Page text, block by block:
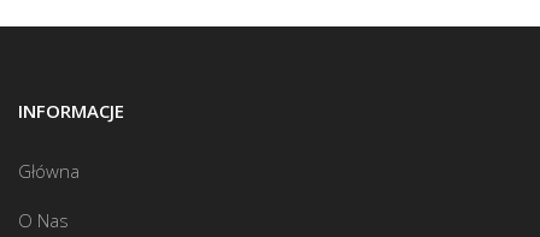
INFORMACJE
Główna
O Nas